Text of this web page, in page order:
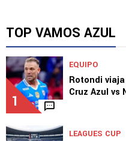
TOP VAMOS AZUL
1
EQUIPO
Rotondi
Cruz Azul vs
LEAGUES CUP